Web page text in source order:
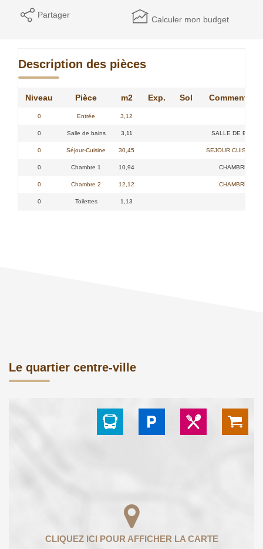
Partager Calculer mon budget
Description des pièces
Niveau Pièce m2 Exp. Sol
0 Entrée 3,12
0 Salle de bains 3,11 SALLE DE BAINS
0 Séjour-Cuisine 30,45 SEJOUR CUISINE
0 Chambre 1 10,94 CHAMBRE 1 -
0 Chambre 2 12,12 CHAMBRE 2 -
0 Toilettes 1,13
Le quartier centre-ville